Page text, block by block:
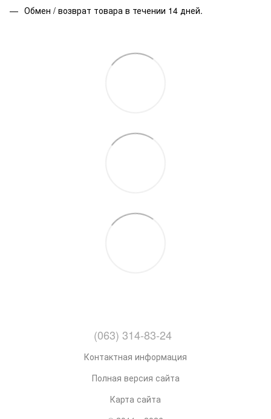
Обмен / возврат товара в течении 14 дней.
(063) 314-83-24
Контактная информация
Полная версия сайта
Карта сайта